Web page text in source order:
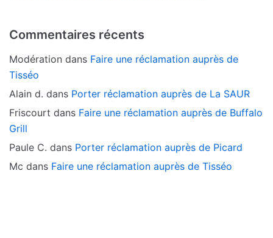
Commentaires récents
Modération dans Faire une réclamation auprès de
Tisséo
Alain d. dans Porter réclamation auprès de La SAUR
Friscourt dans Faire une réclamation auprès de Buffalo
Grill
Paule C. dans Porter réclamation auprès de Picard
Mc dans Faire une réclamation auprès de Tisséo